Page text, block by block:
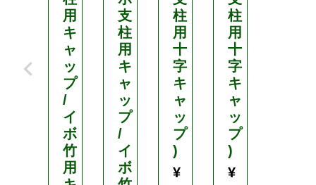
用
キ
ャ
ッ
プ
/
イ
ボ
竹
用
支
柱
用
キ
ャ
ッ
プ
/
イ
ボ
柱
用
十
字
キ
ャ
ッ
プ
)
¥
柱
用
十
字
キ
ャ
ッ
プ
)
¥